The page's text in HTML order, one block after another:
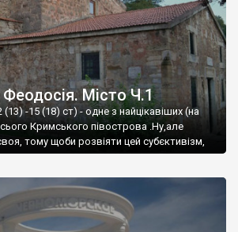
Місто Ч.1
-15 (18) ст) - одне з найцікавіших (на
Кримського півострова .Ну,але
тому щоби розвіяти цей субєктивізм,
це